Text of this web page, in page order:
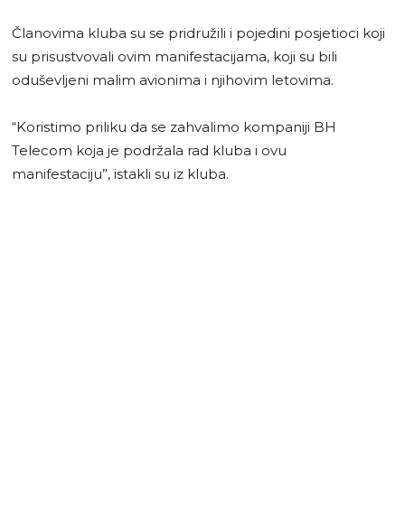
Članovima kluba su se pridružili i pojedini posjetioci koji
su prisustvovali ovim manifestacijama, koji su bili
oduševljeni malim avionima i njihovim letovima.
“Koristimo priliku da se zahvalimo kompaniji BH
Telecom koja je podržala rad kluba i ovu
manifestaciju”, istakli su iz kluba.